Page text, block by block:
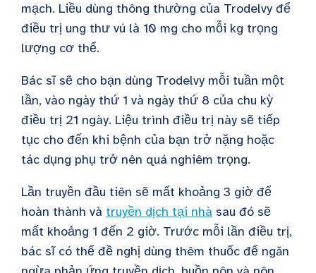
mạch. Liều dùng thông thường của Trodelvy để
điều trị ung thư vú là 10 mg cho mỗi kg trọng
lượng cơ thể.
Bác sĩ sẽ cho bạn dùng Trodelvy mỗi tuần một
lần, vào ngày thứ 1 và ngày thứ 8 của chu kỳ
điều trị 21 ngày. Liệu trình điều trị này sẽ tiếp
tục cho đến khi bệnh của bạn trở nặng hoặc
tác dụng phụ trở nên quá nghiêm trọng.
Lần truyền đầu tiên sẽ mất khoảng 3 giờ để
hoàn thành và truyền dịch tại nhà sau đó sẽ
mất khoảng 1 đến 2 giờ. Trước mỗi lần điều trị,
bác sĩ có thể đề nghị dùng thêm thuốc để ngăn